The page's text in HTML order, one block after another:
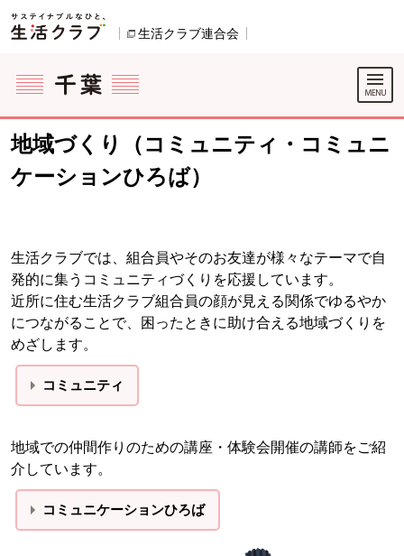
ページの先頭です。
生活クラブ連合会
ここからサイト内共通メニューです。
サイト内共通メニューをスキップする
サイト内共通メニューここまで。
地域づくり（コミュニティ・コミュニ
ケーションひろば）
生活クラブでは、組合員やそのお友達が様々なテーマで自
発的に集うコミュニティづくりを応援しています。
近所に住む生活クラブ組合員の顔が見える関係でゆるやか
につながることで、困ったときに助け合える地域づくりを
めざします。
コミュニティ
地域での仲間作りのための講座・体験会開催の講師をご紹
介しています。
コミュニケーションひろば